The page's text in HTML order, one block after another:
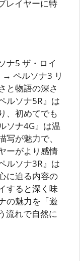
レイヤーに特
ナ5 ザ・ロイ
ペルソナ3 リ
と物語の深さ
ルソナ5R』は
、初めてでも
ソナ4G』は温
が魅力で、
ーがより感情
ルソナ3R』は
に迫る内容の
すると深く味
の魅力を「遊
流れで自然に